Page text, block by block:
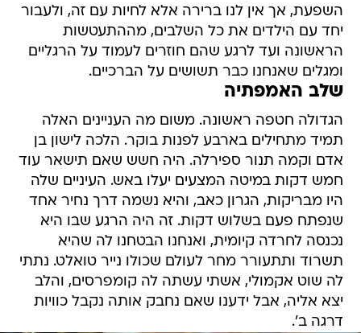
השפעת, אך אין לנו ברירה אלא לחיות עם זה, ולעבור
יחד עם הילדים את כל השלבים, מההתעטשות
הראשונה ועד לרגע שהם חוזרים לעמוד על הרגליים
ומגלים שאנחנו כבר תשושים על הברכיים.
שלב האמפתיה
הגדולה חטפה ראשונה. משום מה העניינים האלה
תמיד מתחילים בארבע לפנות בוקר. הלכה לישון בן
אדם וקמה תנור ספירלה. היה חשש שאם תישאר עוד
חמש דקות במיטה המצעים יעלו באש. העיניים שלה
היו מבריקות, הגרון כאב, והיא נשמה דרך נחיר אחד
שנפתח פעם בשלוש דקות. זה היה הרגע שבו היא
נכנסה לחרדה קיומית, ואנחנו הבטחנו לה שהיא
תשרוד ותתעורר מחר לעולם שכולו נייר טואלט. נתתי
לה שוט אקמולי, אשתי עשתה לה קומפרסים, והלב
יצא אליה, אבל ידענו שאם נחבק אותה נקבל כוויות
דרגה ב'.